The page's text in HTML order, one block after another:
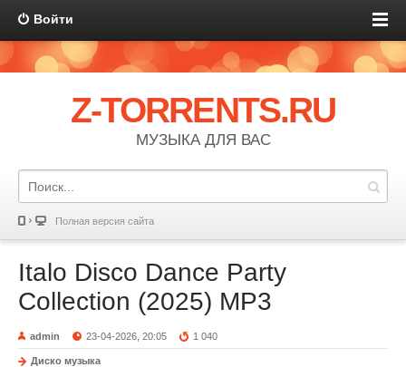
Войти
Z-TORRENTS.RU
МУЗЫКА ДЛЯ ВАС
Полная версия сайта
Italo Disco Dance Party
Collection (2025) MP3
admin 23-04-2026, 20:05 1 040
Диско музыка